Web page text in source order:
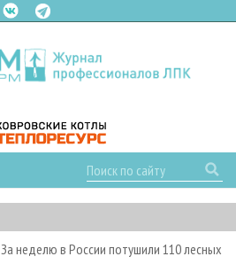
За неделю в России потушили 110 лесных